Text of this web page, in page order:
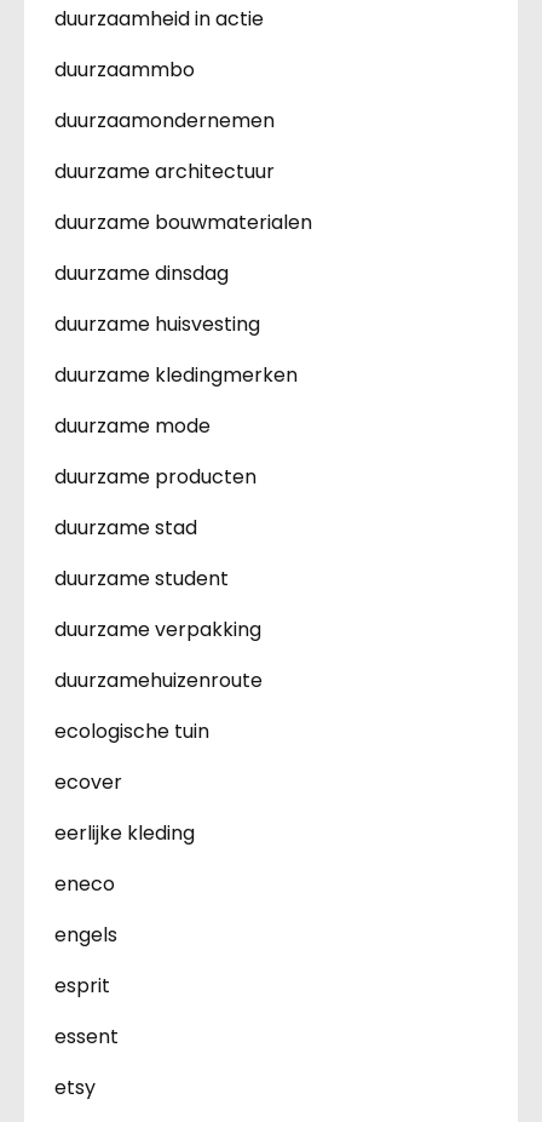
duurzaamheid in actie
duurzaammbo
duurzaamondernemen
duurzame architectuur
duurzame bouwmaterialen
duurzame dinsdag
duurzame huisvesting
duurzame kledingmerken
duurzame mode
duurzame producten
duurzame stad
duurzame student
duurzame verpakking
duurzamehuizenroute
ecologische tuin
ecover
eerlijke kleding
eneco
engels
esprit
essent
etsy